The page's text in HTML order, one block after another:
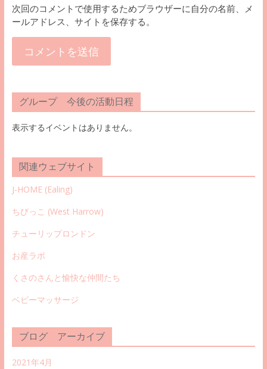
次回のコメントで使用するためブラウザーに自分の名前、メ
ールアドレス、サイトを保存する。
グループ 今後の活動日程
表示するイベントはありません。
関連ウェブサイト
J-HOME (Ealing)
ちびっこ (West Harrow)
チューリップロンドン
お産ラボ
くさのさんと愉快な仲間たち
ベビーマッサージ
ブログ アーカイブ
2021年4月